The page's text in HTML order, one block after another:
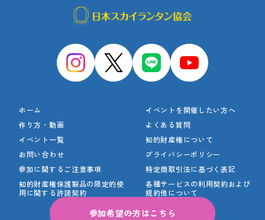
ホーム
イベントを開催したい方へ
作り方・動画
よくある質問
イベント一覧
知的財産権について
お問い合わせ
プライバシーポリシー
参加に関するご注意事項
特定商取引法に基づく表記
知的財産権保護製品の限定的使
用に関する許諾契約
各種サービスの利用契約および
規約他について
参加希望の方はこちら